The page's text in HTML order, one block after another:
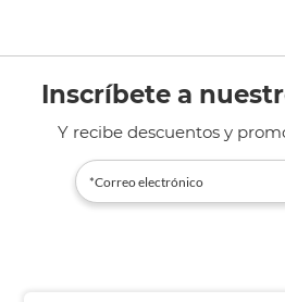
Inscríbete a
Y recibe descuentos y